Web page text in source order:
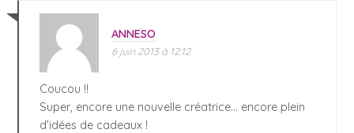
ANNESO
6 juin 2013 à 12:12
Coucou !!
Super, encore une nouvelle créatrice… encore plein
d’idées de cadeaux !